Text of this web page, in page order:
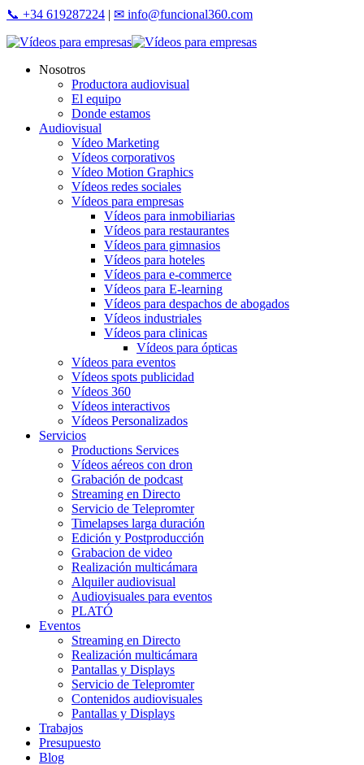
Skip
main
📞 +34 619287224 | ✉ info@funcional360.com
Menu
Nosotros
Productora audiovisual
El equipo
Donde estamos
Audiovisual
Vídeo Marketing
Vídeos corporativos
Vídeo Motion Graphics
Vídeos redes sociales
Vídeos para empresas
Vídeos para inmobiliarias
Vídeos para restaurantes
Vídeos para gimnasios
Vídeos para hoteles
Vídeos para e-commerce
Vídeos para E-learning
Vídeos para despachos de abogados
Vídeos industriales
Vídeos para clinicas
Vídeos para ópticas
Vídeos para eventos
Vídeos spots publicidad
Vídeos 360
Vídeos interactivos
Vídeos Personalizados
Servicios
Productions Services
Vídeos aéreos con dron
Grabación de podcast
Streaming en Directo
Servicio de Telepromter
Timelapses larga duración
Edición y Postproducción
Grabacion de video
Realización multicámara
Alquiler audiovisual
Audiovisuales para eventos
PLATÓ
Eventos
Streaming en Directo
Realización multicámara
Pantallas y Displays
Servicio de Telepromter
Contenidos audiovisuales
Pantallas y Displays
Trabajos
Presupuesto
Blog